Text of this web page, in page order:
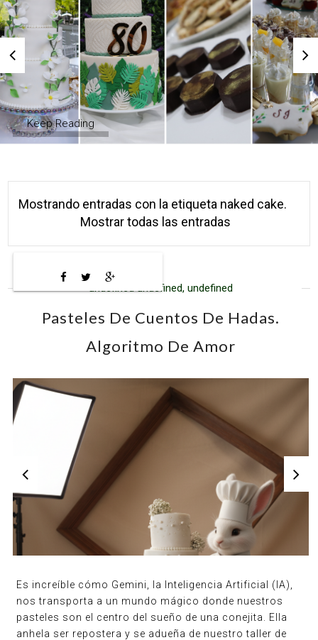
Keep Reading
Mostrando entradas con la etiqueta naked cake.
Mostrar todas las entradas
undefined undefined, undefined
Pasteles De Cuentos De Hadas.
Algoritmo De Amor
Es increíble cómo Gemini, la Inteligencia Artificial (IA),
nos transporta a un mundo mágico donde nuestros
pasteles son el centro del sueño de una conejita. Ella
anhela ser repostera y se adueña de nuestro taller de